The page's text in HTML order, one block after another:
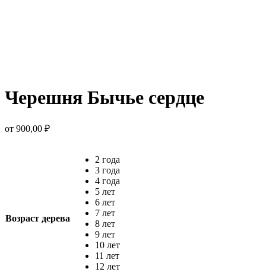
Черешня Бычье сердце
от 900,00 ₽
Возраст дерева
2 года
3 года
4 года
5 лет
6 лет
7 лет
8 лет
9 лет
10 лет
11 лет
12 лет